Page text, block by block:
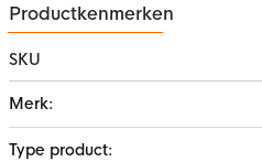
Productkenmerken
SKU
informatie